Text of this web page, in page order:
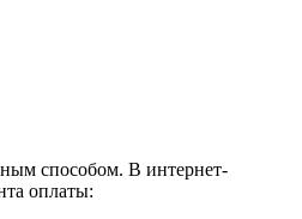
способом. В интернет-
оплаты: